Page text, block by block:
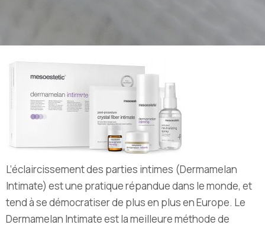
L’éclaircissement des parties intimes (Dermamelan
Intimate) est une pratique répandue dans le monde, et
tend à se démocratiser de plus en plus en Europe. Le
Dermamelan Intimate est la meilleure méthode de